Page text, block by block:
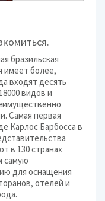
бразильская
имеет более,
входят десять
видов и
Самая первая
Карлос Барбосса в
в 130 странах
самую
для оснащения
отелей и